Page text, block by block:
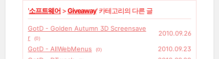
'소프트웨어 >Giveaway' 카테고리의 다른 글
GotD - Golden Autumn 3D Screensave
r
(0)
2010.09.26
GotD - AllWebMenus
(0)
2010.09.23